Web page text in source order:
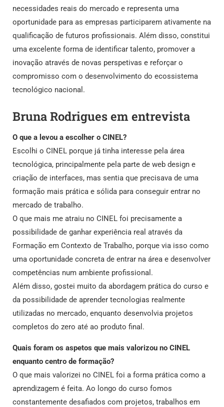
necessidades reais do mercado e representa uma
oportunidade para as empresas participarem ativamente na
qualificação de futuros profissionais. Além disso, constitui
uma excelente forma de identificar talento, promover a
inovação através de novas perspetivas e reforçar o
compromisso com o desenvolvimento do ecossistema
tecnológico nacional.
Bruna Rodrigues em entrevista
O que a levou a escolher o CINEL?
Escolhi o CINEL porque já tinha interesse pela área
tecnológica, principalmente pela parte de web design e
criação de interfaces, mas sentia que precisava de uma
formação mais prática e sólida para conseguir entrar no
mercado de trabalho.
O que mais me atraiu no CINEL foi precisamente a
possibilidade de ganhar experiência real através da
Formação em Contexto de Trabalho, porque via isso como
uma oportunidade concreta de entrar na área e desenvolver
competências num ambiente profissional.
Além disso, gostei muito da abordagem prática do curso e
da possibilidade de aprender tecnologias realmente
utilizadas no mercado, enquanto desenvolvia projetos
completos do zero até ao produto final.
Quais foram os aspetos que mais valorizou no CINEL
enquanto centro de formação?
O que mais valorizei no CINEL foi a forma prática como a
aprendizagem é feita. Ao longo do curso fomos
constantemente desafiados com projetos, trabalhos em